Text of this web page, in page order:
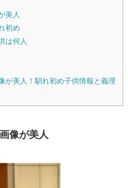
美人
初め
は何人
が美人！馴れ初め子供情報と義理
像が美人